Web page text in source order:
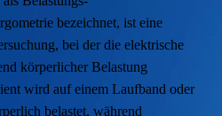
bezeichnet, ist eine
bei der die elektrische
körperlicher Belastung
wird auf einem Laufband oder
belastet, während